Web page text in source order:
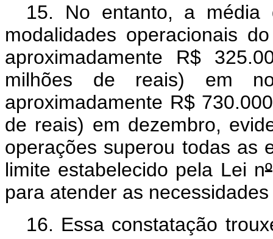
15. No entanto, a média
modalidades operacionais
aproximadamente R$
milhões de reais) em
aproximadamente R$
de reais) em dezembro,
operações superou todas as
limite estabelecido pela Lei nº
para atender as
16. Essa constatação